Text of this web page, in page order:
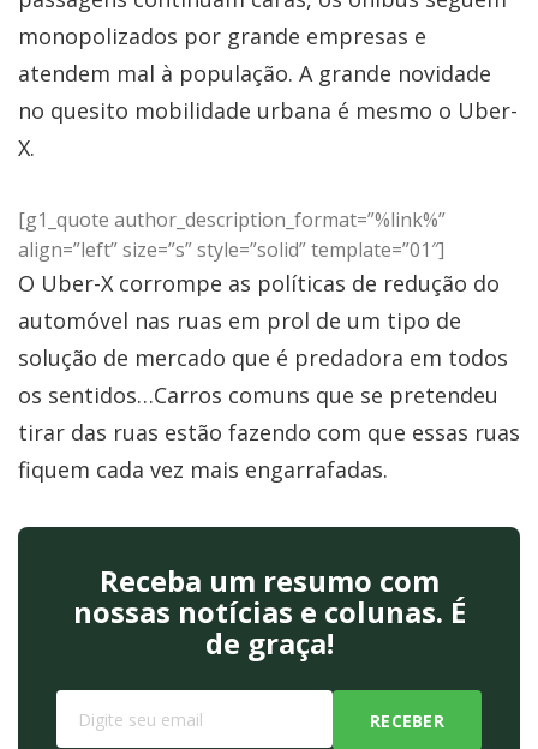
monopolizados por grande empresas e
atendem mal à população. A grande novidade
no quesito mobilidade urbana é mesmo o Uber-
X.
[g1_quote author_description_format=”%link%”
align=”left” size=”s” style=”solid” template=”01″]
O Uber-X corrompe as políticas de redução do
automóvel nas ruas em prol de um tipo de
solução de mercado que é predadora em todos
os sentidos…Carros comuns que se pretendeu
tirar das ruas estão fazendo com que essas ruas
fiquem cada vez mais engarrafadas.
Receba um resumo com
nossas notícias e colunas. É
de graça!